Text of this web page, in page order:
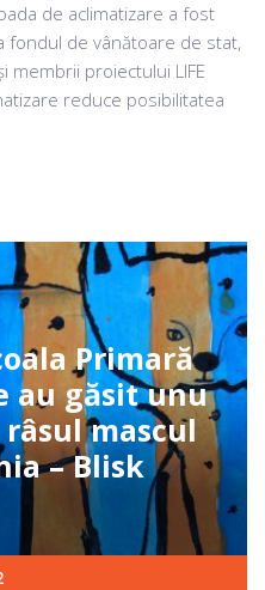
de aclimatizare a fost
fondul de vânătoare de stat,
membrii proiectului LIFE
reduce posibilitatea
Primară
au găsit unu
mascul
– Blisk